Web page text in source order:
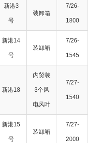
新港3
号
装卸箱
7/26-
1800
新港14
号
装卸箱
7/26-
1545
新港18
内贸装
3个风
电风叶
7/27-
1540
新港15
号
装卸箱
7/27-
2000